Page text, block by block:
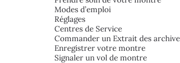
Modes d’emploi
Réglages
Centres de Service
Commander un Extrait des
Enregistrer votre montre
Signaler un vol de montre